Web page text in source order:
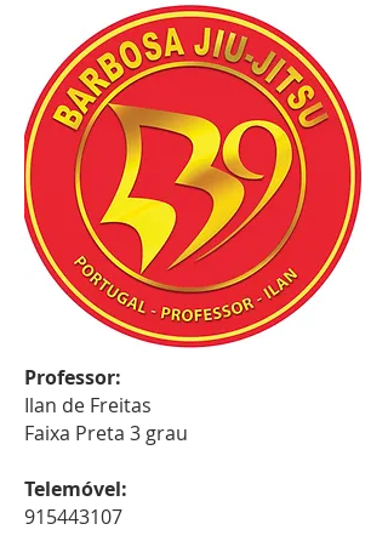
Professor:
Ilan de Freitas
Faixa Preta 3 grau
Telemóvel:
915443107